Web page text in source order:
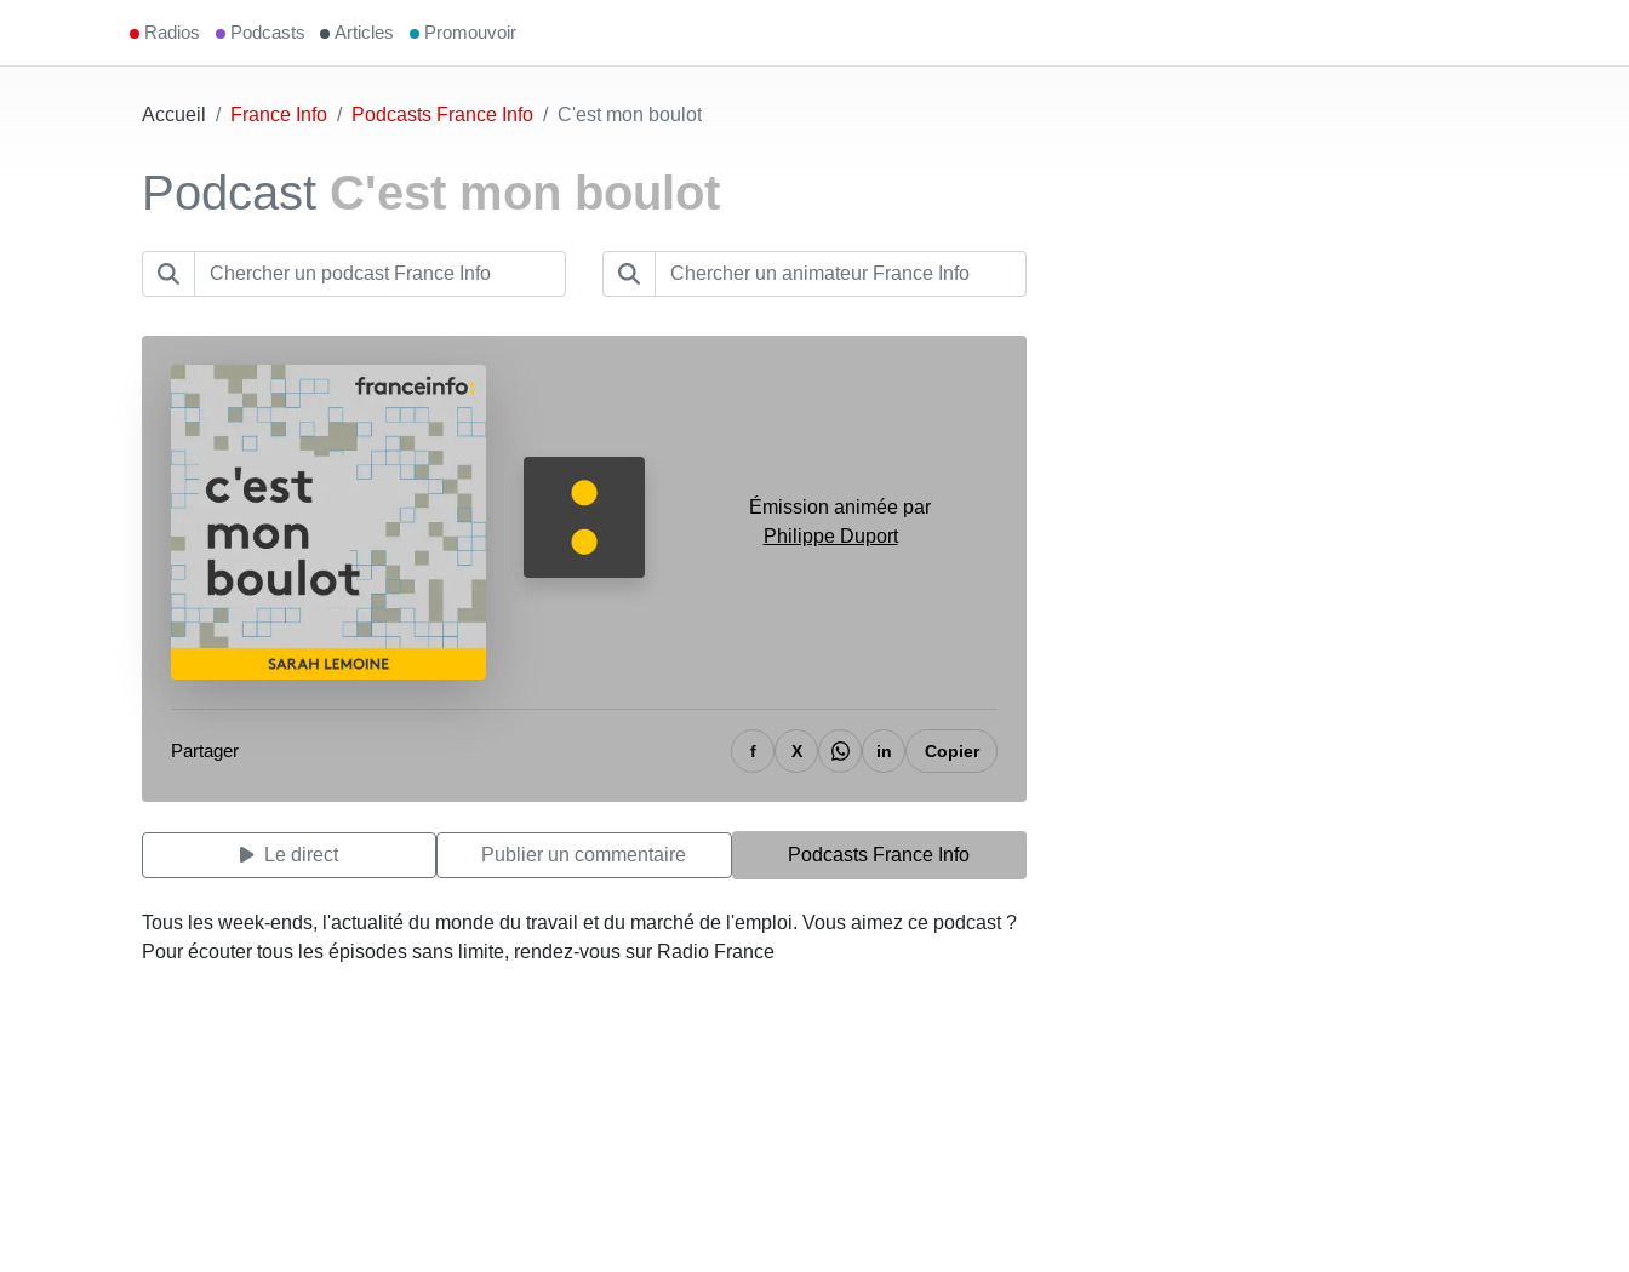
Radios Podcasts Articles Promouvoir
Accueil France Info Podcasts France Info C'est mon boulot
Podcast C'est mon boulot
Émission animée par
Philippe Duport
Partager f X in Copier
Le direct Publier un commentaire Podcasts France Info
Tous les week-ends, l'actualité du monde du travail et du marché de l'emploi. Vous aimez ce podcast ?
Pour écouter tous les épisodes sans limite, rendez-vous sur Radio France